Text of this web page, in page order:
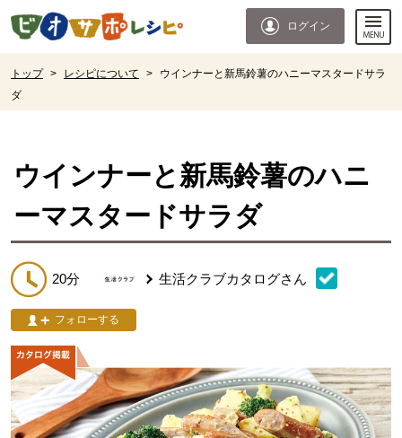
ページの先頭です。
ログイン
トップ > レシピについて >
ウインナーと新馬鈴薯のハニーマスタードサラ
ダ
ウインナーと新馬鈴薯のハニ
ーマスタードサラダ
20分 生活クラブカタログさん
フォローする